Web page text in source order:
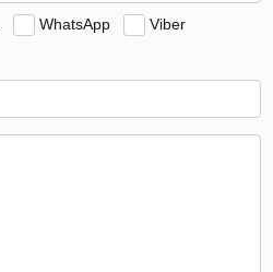
WhatsApp
Viber